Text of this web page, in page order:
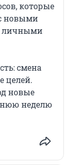
которые
новыми
личными
смена
целей.
новые
неделю